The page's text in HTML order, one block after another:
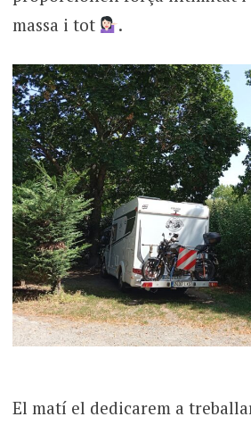
massa i tot
.
El matí el dedicarem a